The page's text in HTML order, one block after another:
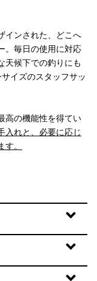
インされた、どこへ
。毎日の使用に対応
天候下での釣りにも
イズのスタッフサッ
高の機能性を得てい
入れと、必要に応じ
。